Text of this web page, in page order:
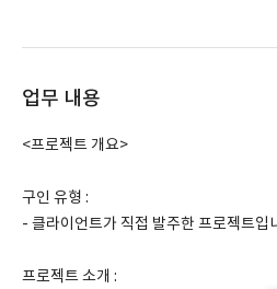
업무 내용
<프로젝트 개요>
구인 유형 :
- 클라이언트가 직접 발주한 프로젝트입
프로젝트 소개 :